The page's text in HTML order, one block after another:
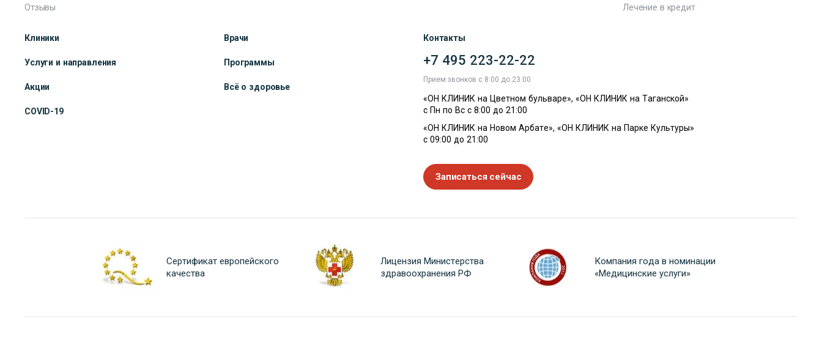
Отзывы Лечение в кредит
Клиники Врачи
Услуги и направления Программы
Акции Всё о здоровье
COVID-19
Контакты
+7 495 223-22-22
Прием звонков с 8:00 до 23:00
«ОН КЛИНИК на Цветном бульваре», «ОН КЛИНИК на Таганской»
с Пн по Вс с 8:00 до 21:00
«ОН КЛИНИК на Новом Арбате», «ОН КЛИНИК на Парке Культуры»
с 09:00 до 21:00
Записаться сейчас
Сертификат европейского
качества
Лицензия Министерства
здравоохранения РФ
Компания года в номинации
«Медицинские услуги»